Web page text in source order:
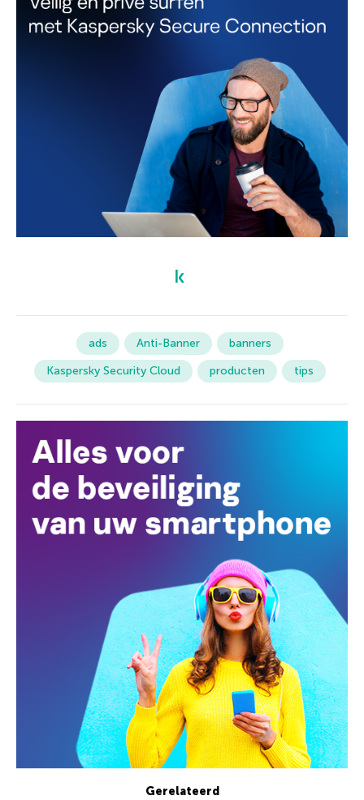
ads Anti-Banner
banners
Kaspersky Security Cloud
producten tips
Gerelateerd